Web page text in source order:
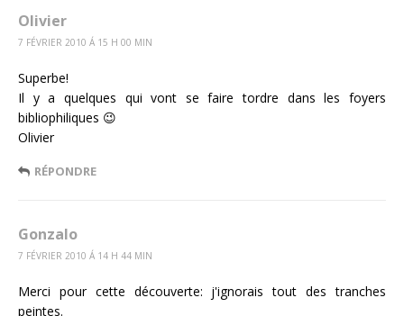
Olivier
7 FÉVRIER 2010 Á 15 H 00 MIN
Superbe!
Il y a quelques qui vont se faire tordre dans les foyers
bibliophiliques 😉
Olivier
RÉPONDRE
Gonzalo
7 FÉVRIER 2010 Á 14 H 44 MIN
Merci pour cette découverte: j'ignorais tout des tranches
peintes.